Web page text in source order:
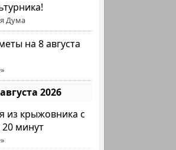
Дума
на 8 августа
2026
из крыжовника с
минут